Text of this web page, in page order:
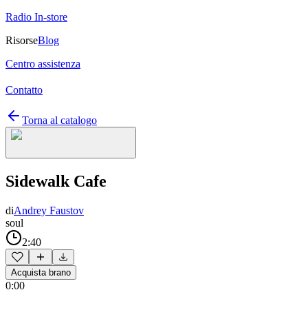
Radio In-store
RisorseBlog
Centro assistenza
Contatto
Torna al catalogo
Sidewalk Cafe
diAndrey Faustov
soul
2:40
Acquista brano
0:00